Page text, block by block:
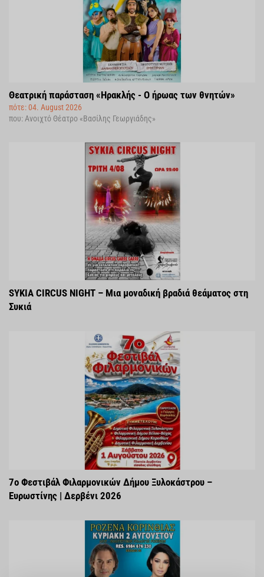
Θεατρική παράσταση «Ηρακλής - Ο ήρωας των θνητών»
πότε: 04. August 2026
που: Ανοιχτό Θέατρο «Βασίλης Γεωργιάδης»
SYKIA CIRCUS NIGHT – Μια μοναδική βραδιά θεάματος στη
Συκιά
7ο Φεστιβάλ Φιλαρμονικών Δήμου Ξυλοκάστρου –
Ευρωστίνης | Δερβένι 2026